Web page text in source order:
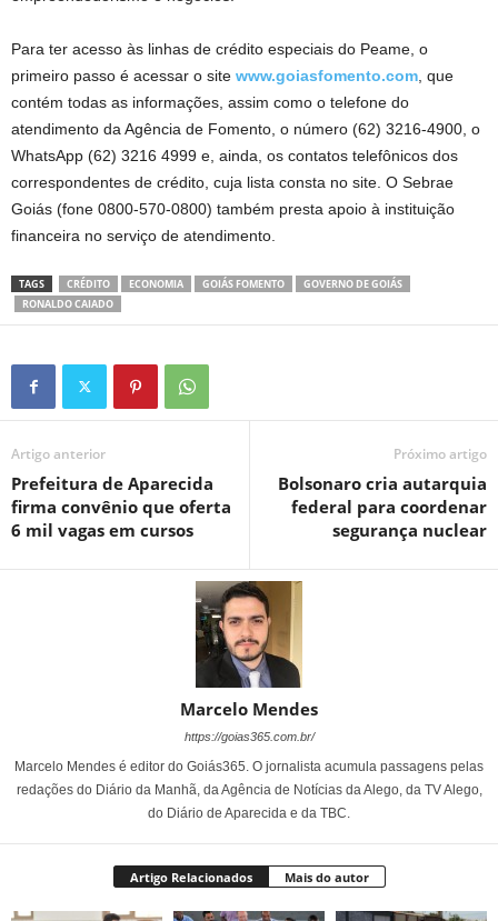
Para ter acesso às linhas de crédito especiais do Peame, o
primeiro passo é acessar o site www.goiasfomento.com, que
contém todas as informações, assim como o telefone do
atendimento da Agência de Fomento, o número (62) 3216-4900, o
WhatsApp (62) 3216 4999 e, ainda, os contatos telefônicos dos
correspondentes de crédito, cuja lista consta no site. O Sebrae
Goiás (fone 0800-570-0800) também presta apoio à instituição
financeira no serviço de atendimento.
TAGS CRÉDITO ECONOMIA GOIÁS FOMENTO
GOVERNO DE GOIÁS
RONALDO CAIADO
Artigo anterior
Prefeitura de Aparecida
firma convênio que oferta
6 mil vagas em cursos
Próximo artigo
Bolsonaro cria autarquia
federal para coordenar
segurança nuclear
Marcelo Mendes
https://goias365.com.br/
Marcelo Mendes é editor do Goiás365. O jornalista acumula passagens pelas
redações do Diário da Manhã, da Agência de Notícias da Alego, da TV Alego,
do Diário de Aparecida e da TBC.
Artigo Relacionados Mais do autor